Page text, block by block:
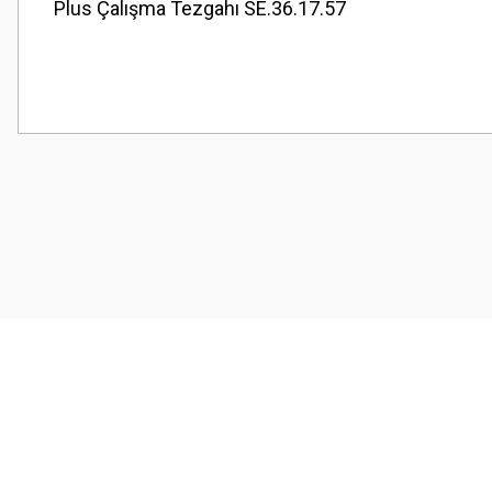
Plus Çalışma Tezgahı SE.36.17.57
Görüş ve önerileriniz için teşekkür ederiz.